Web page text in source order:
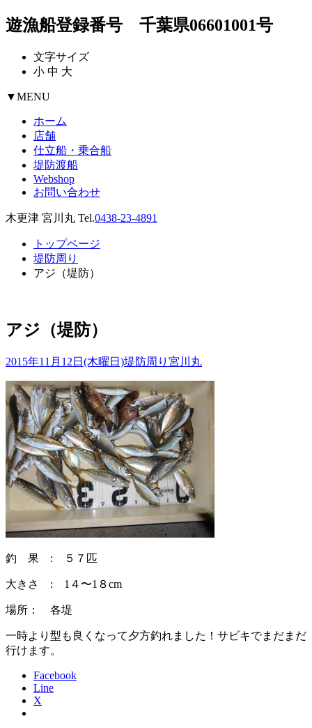
遊漁船登録番号 千葉県06601001号
文字サイズ
小 中 大
▼MENU
ホーム
店舗
仕立船・乗合船
堤防渡船
Webshop
お問い合わせ
木更津 宮川丸 Tel.0438-23-4891
トップページ
堤防周り
アジ（堤防）
アジ（堤防）
2015年11月12日(木曜日)堤防周り 宮川丸
釣 果 : ５７匹
大きさ : 1４〜1８cm
場所： 各堤
一時より型も良くなって夕方釣れました！サビキでまだまだ
行けます。
Facebook
Line
X